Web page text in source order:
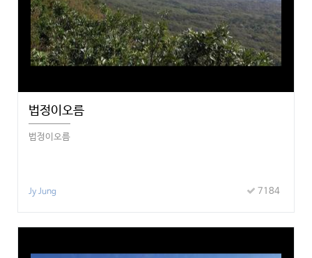
법정이오름
법정이오름
Jy Jung 7184